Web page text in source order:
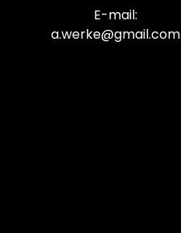
E-mail:
a.werke@gmail.com